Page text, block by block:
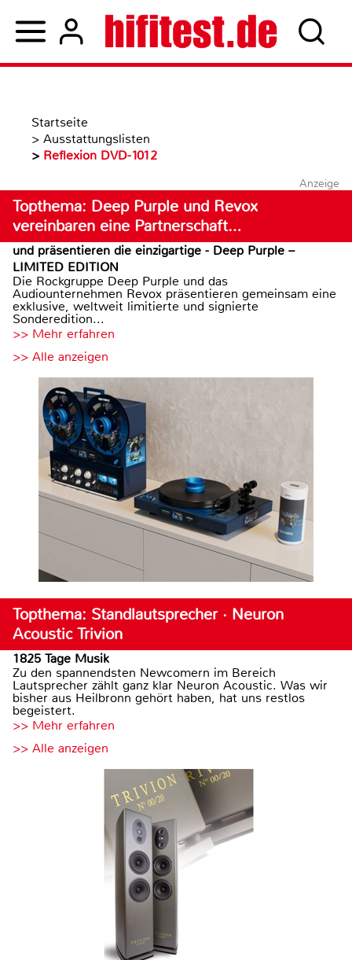
Startseite
> Ausstattungslisten
> Reflexion DVD-1012
Anzeige
Topthema: Deep Purple und Revox
vereinbaren eine Partnerschaft…
und präsentieren die einzigartige - Deep Purple –
LIMITED EDITION
Die Rockgruppe Deep Purple und das
Audiounternehmen Revox präsentieren gemeinsam eine
exklusive, weltweit limitierte und signierte
Sonderedition...
>> Mehr erfahren
>> Alle anzeigen
Topthema: Standlautsprecher · Neuron
Acoustic Trivion
1825 Tage Musik
Zu den spannendsten Newcomern im Bereich
Lautsprecher zählt ganz klar Neuron Acoustic. Was wir
bisher aus Heilbronn gehört haben, hat uns restlos
begeistert.
>> Mehr erfahren
>> Alle anzeigen